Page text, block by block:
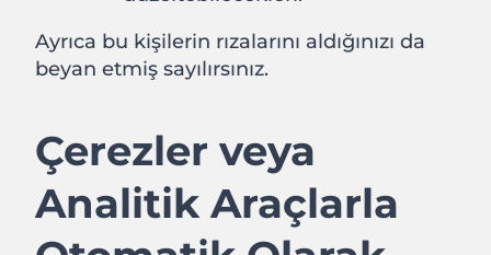
Ayrıca bu kişilerin rızalarını aldığınızı da
beyan etmiş sayılırsınız.
Çerezler veya
Analitik Araçlarla